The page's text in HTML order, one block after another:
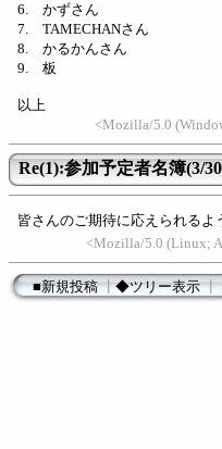
6. かずさん
7. TAMECHANさん
8. かるかんさん
9. 板
以上
<Mozilla/5.0
Re(1):参加予定者名簿(3/
皆さんのご期待に応えられるよ
<Mozilla/5.0 (Linux;
■新規投稿┃◆ツリー表示┃